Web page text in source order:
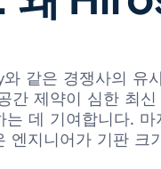
같은 경쟁사의 유
간 제약이 심한 최
는 데 기여합니다.
엔지니어가 기판